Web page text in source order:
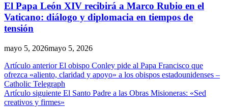
El Papa León XIV recibirá a Marco Rubio en el
Vaticano: diálogo y diplomacia en tiempos de
tensión
mayo 5, 2026mayo 5, 2026
Navegación
de
entradas
Artículo anterior El obispo Conley pide al Papa Francisco que
ofrezca «aliento, claridad y apoyo» a los obispos estadounidenses –
Catholic Telegraph
Artículo siguiente El Santo Padre a las Obras Misioneras: «Sed
creativos y firmes»